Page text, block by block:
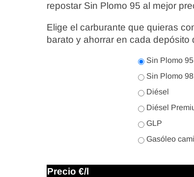
repostar Sin Plomo 95 al mejor
Elige el carburante que quieras
barato y ahorrar en cada depósito
Sin Plomo 95
Sin Plomo 98
Diésel
Diésel
GLP
Gasóleo
Precio €/l